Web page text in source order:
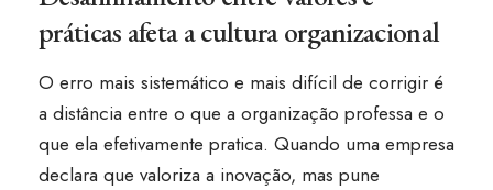
práticas afeta a cultura organizacional
O erro mais sistemático e mais difícil de corrigir é
a distância entre o que a organização professa e o
que ela efetivamente pratica. Quando uma empresa
declara que valoriza a inovação, mas pune